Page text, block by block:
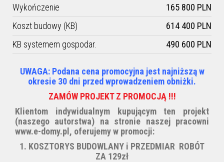
Wykończenie
165 800 PLN
Koszt budowy (KB)
614 400 PLN
KB systemem gospodar.
490 600 PLN
UWAGA: Podana cena promocyjna jest najniższą w
okresie 30 dni przed wprowadzeniem obniżki.
ZAMÓW PROJEKT Z PROMOCJĄ !!!
Klientom indywidualnym kupującym ten projekt
(naszego autorstwa) na stronie naszej pracowni
www.e-domy.pl, oferujemy w promocji:
1. KOSZTORYS BUDOWLANY i PRZEDMIAR ROBÓT
ZA 129zł